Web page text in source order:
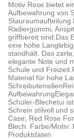
Motiv Rose bietet
Aufbewahrung von
Stauraumaufteilung
Radiergummi,
griffbereit sind.Das
eine hohe
standhält. Das
elegante Note und
Schule und
Material für hohe
Schüler-Blechetui
Schrein stilvoll und
Case, Red Rose
Blech. Farbe/Motiv:
Produktdaten